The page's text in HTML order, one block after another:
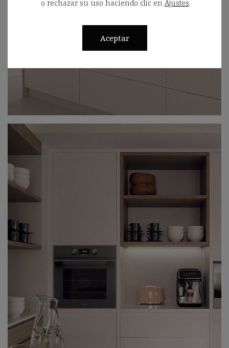
o rechazar su uso haciendo clic en Ajustes.
Aceptar